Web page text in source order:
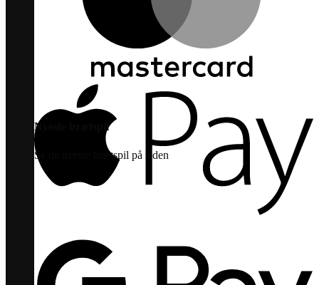
Nyeste brætspil
Se de nyeste brætspil på siden